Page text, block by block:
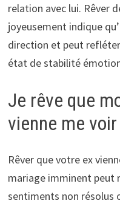
relation avec lui. Rêver
joyeusement indique
direction et peut
état de stabilité
Je rêve que
vienne me
Rêver que votre ex
mariage imminent peut
sentiments non résolus